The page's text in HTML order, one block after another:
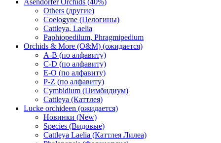
Asendorfer Orchids (40%)
Others (другие)
Coelogyne (Целогины)
Cattleya, Laelia
Paphiopedilum, Phragmipedium
Orchids & More (O&M) (ожидается)
A-B (по алфавиту)
C-D (по алфавиту)
E-O (по алфавиту)
P-Z (по алфавиту)
Cymbidium (Цимбидиум)
Cattleya (Каттлея)
Lucke orchideen (ожидается)
Новинки (New)
Species (Видовые)
Cattleya Laelia (Каттлея Лилеа)